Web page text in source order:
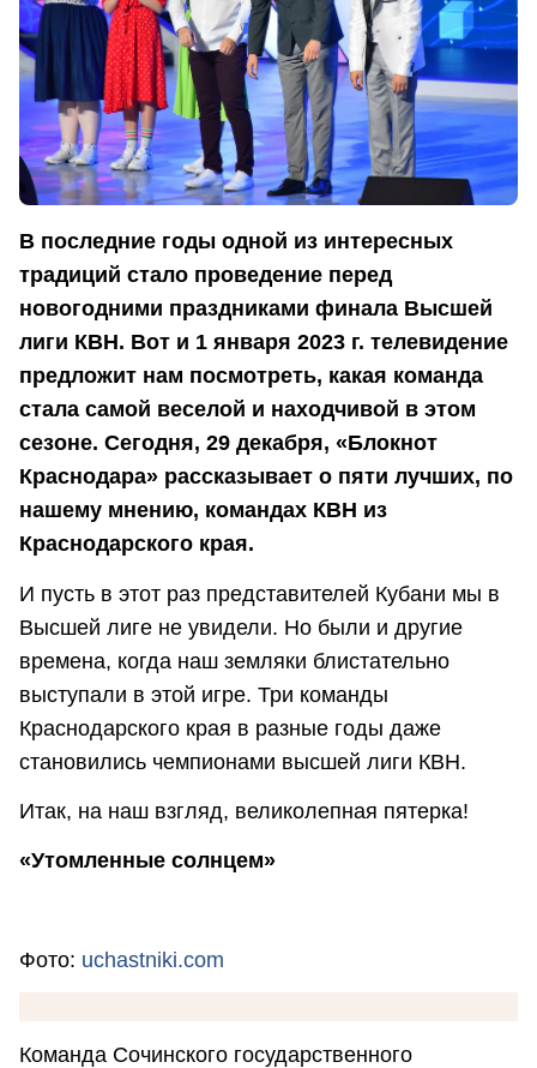
В последние годы одной из интересных
традиций стало проведение перед
новогодними праздниками финала Высшей
лиги КВН. Вот и 1 января 2023 г. телевидение
предложит нам посмотреть, какая команда
стала самой веселой и находчивой в этом
сезоне. Сегодня, 29 декабря, «Блокнот
Краснодара» рассказывает о пяти лучших, по
нашему мнению, командах КВН из
Краснодарского края.
И пусть в этот раз представителей Кубани мы в
Высшей лиге не увидели. Но были и другие
времена, когда наш земляки блистательно
выступали в этой игре. Три команды
Краснодарского края в разные годы даже
становились чемпионами высшей лиги КВН.
Итак, на наш взгляд, великолепная пятерка!
«Утомленные солнцем»
Фото: uchastniki.com
Команда Сочинского государственного